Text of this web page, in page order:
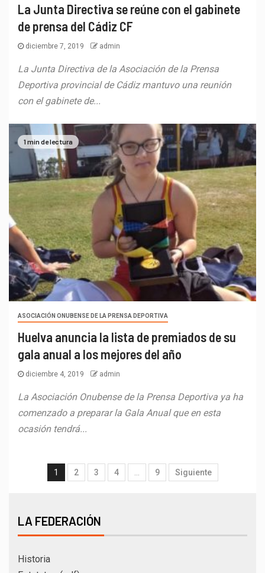
La Junta Directiva se reúne con el gabinete
de prensa del Cádiz CF
diciembre 7, 2019 admin
La Junta Directiva de la Asociación de la Prensa
Deportiva provincial de Cádiz mantuvo una reunión
con el gabinete de...
1 min de lectura
ASOCIACIÓN ONUBENSE DE LA PRENSA DEPORTIVA
Huelva anuncia la lista de premiados de su
gala anual a los mejores del año
diciembre 4, 2019 admin
La Asociación Onubense de la Prensa Deportiva ya ha
comenzado a preparar la Gala Anual que en esta
ocasión tendrá...
1 2 3 4 9 Siguiente
LA FEDERACIÓN
Historia